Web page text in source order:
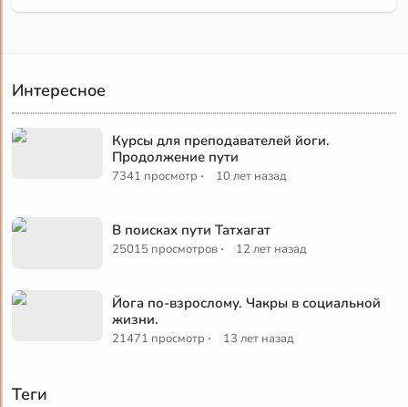
Интересное
Курсы для преподавателей йоги.
Продолжение пути
7341 просмотр · 10 лет назад
В поисках пути Татхагат
25015 просмотров · 12 лет назад
Йога по-взрослому. Чакры в социальной
жизни.
21471 просмотр · 13 лет назад
Теги